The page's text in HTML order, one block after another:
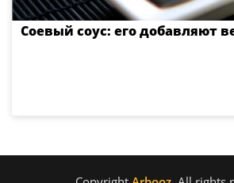
Соевый соус: его добавляют